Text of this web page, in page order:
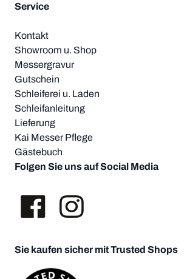
Service
Kontakt
Showroom u. Shop
Messergravur
Gutschein
Schleiferei u. Laden
Schleifanleitung
Lieferung
Kai Messer Pflege
Gästebuch
Folgen Sie uns auf Social Media
Sie kaufen sicher mit Trusted Shops